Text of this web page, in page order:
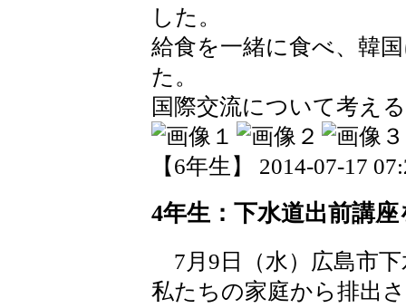
した。
給食を一緒に食べ、韓
た。
国際交流について考え
【6年生】 2014-07-17
4年生：下水道出前講
7月9日（水）広島市
私たちの家庭から排出